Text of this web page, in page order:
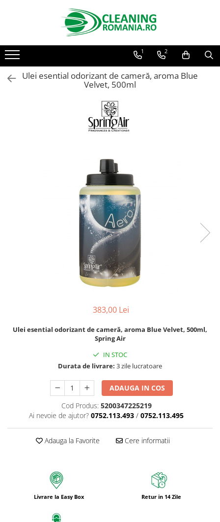
Toate Produsele
Curatenie & Intretinere Casa
Detergenti si solutii concentrate
pentru pardoseli
Produse Bio pentru Casa
Detergenti si solutii universale
Detergenti si solutii pentru geam
Detergenti si solutii pentru baie
Curatenie Traditionala
Detergenti de vase si solutii
Detergenti Rufe & Intretinere
concentrate parfumare rufe
textile,masini de spalat ,uscatoare
Vopsea pentru articole textile si
articole din piele
Articole complementare
Articole Menaj & Accesorii pentru
neutralizatori miros
frigider/congelator
Saci si manusi menaj, folii
alimentare si hartie de copt
Hartie si servetele
1 2
Ulei esential odorizant de cameră, aroma Blue
Velvet, 500ml
383,00 Lei
Ulei esential odorizant de cameră, aroma Blue Velvet, 500ml,
Spring Air
IN STOC
Durata de livrare: 3 zile lucratoare
ADAUGA IN COS
Cod Produs: 5200347225219
Ai nevoie de ajutor? 0752.113.493 / 0752.113.495
Adauga la Favorite Cere informatii
Livrare la Easy Box Retur in 14 Zile